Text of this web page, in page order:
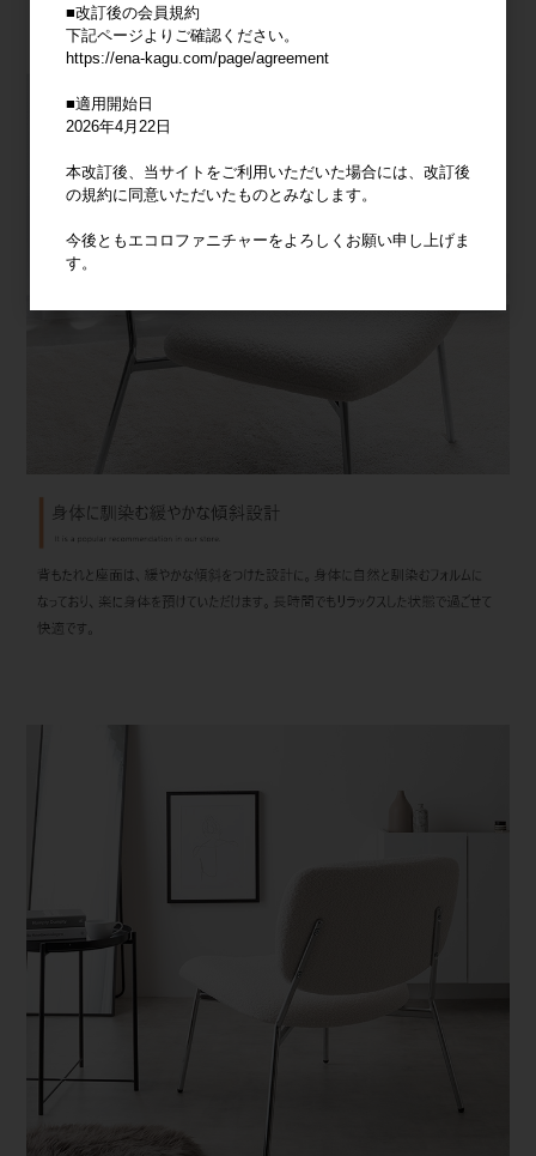
■改訂後の会員規約
下記ページよりご確認ください。
https://ena-kagu.com/page/agreement
■適用開始日
2026年4月22日
本改訂後、当サイトをご利用いただいた場合には、改訂後
の規約に同意いただいたものとみなします。
今後ともエコロファニチャーをよろしくお願い申し上げま
す。